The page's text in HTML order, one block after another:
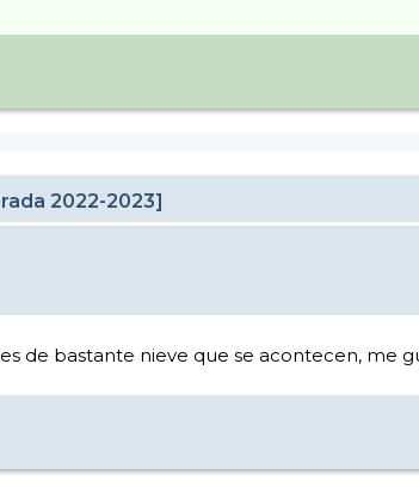
2022-2023]
de bastante nieve que se acontecen, me